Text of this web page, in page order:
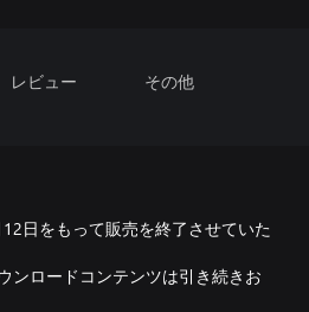
レビュー その他
日をもって販売を終了させていた
ンロードコンテンツは引き続きお